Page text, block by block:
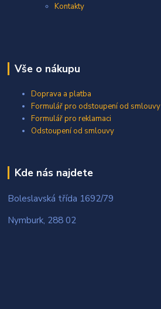
Kontakty
Vše o nákupu
Doprava a platba
Formulář pro odstoupení od smlouvy
Formulář pro reklamaci
Odstoupení od smlouvy
Kde nás najdete
Boleslavská třída 1692/79
Nymburk, 288 02